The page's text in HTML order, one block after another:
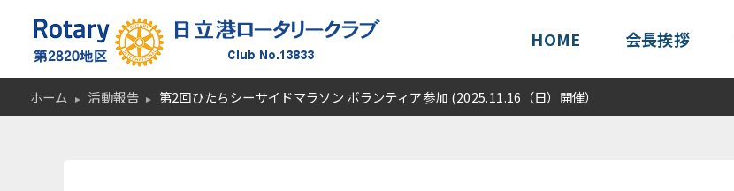
HOME 会長挨拶
ホーム 活動報告 第2回ひたちシーサイドマラソン ボランティア参加 (2025.11.16（日）開催）